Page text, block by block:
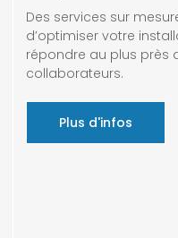
Des services sur
d’optimiser votre
répondre au plus près
collaborateurs.
Plus d'infos